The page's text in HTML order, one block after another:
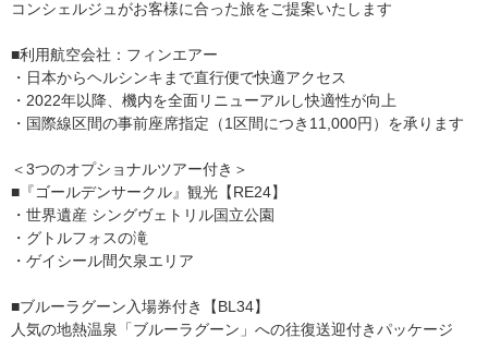
コンシェルジュがお客様に合った旅をご提案いたします
■利用航空会社：フィンエアー
・日本からヘルシンキまで直行便で快適アクセス
・2022年以降、機内を全面リニューアルし快適性が向上
・国際線区間の事前座席指定（1区間につき11,000円）を承ります
＜3つのオプショナルツアー付き＞
■『ゴールデンサークル』観光【RE24】
・世界遺産 シングヴェトリル国立公園
・グトルフォスの滝
・ゲイシール間欠泉エリア
■ブルーラグーン入場券付き【BL34】
人気の地熱温泉「ブルーラグーン」への往復送迎付きパッケージ